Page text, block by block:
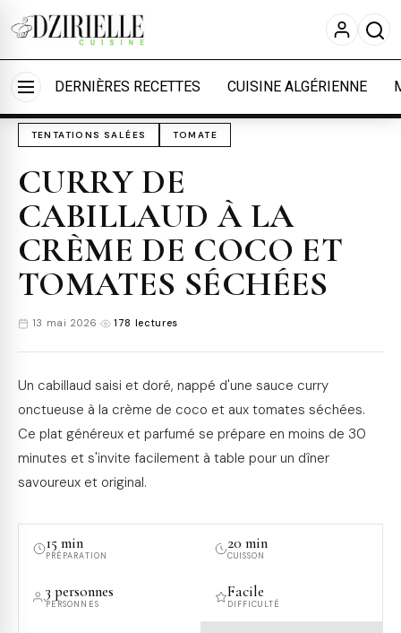
Nous utilisons des cookies pour améliorer votre
expérience et mesurer l'audience.
En savoir plus
Accepter tout
Personnaliser
DERNIÈRES RECETTES CUISINE ALGÉRIENNE
Accueil Cuisine
TENTATIONS SALÉES TOMATE
CURRY DE
CABILLAUD À LA
CRÈME DE COCO ET
TOMATES SÉCHÉES
13 mai 2026 178 lectures
Un cabillaud saisi et doré, nappé d'une sauce curry
onctueuse à la crème de coco et aux tomates séchées.
Ce plat généreux et parfumé se prépare en moins de 30
minutes et s'invite facilement à table pour un dîner
savoureux et original.
15 min
PRÉPARATION
20 min
CUISSON
3 personnes
PERSONNES
Facile
DIFFICULTÉ